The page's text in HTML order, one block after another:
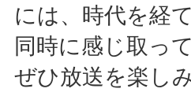
には、時代を経
同時に感じ取っ
ぜひ放送を楽し